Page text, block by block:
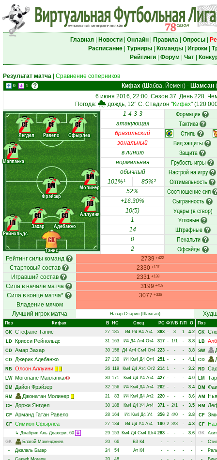
Главная| Новости| Онлайн| Правила| Опросы|
Расписание| Турниры| Команды| Игроки|
Рейтинги| Форум Чат|
Результат матча Сравнение соперников
0 1 Кифах(Шабва, Йемен)- Шамсан
6 июня 2016, 22:00. Сезон 37. День 228.
Погода:
дождь, 12° C. Стадион "Кифах" (120
Танис
Рейнольдс
Захар Адебанжо
Аллуини
Мапланка
Фрэйзер
Молинер
Янгдел Равело Сфырлеа
GK
LD
CD CD
RB
LW
DM
RM
CF CF CF
1-4-3-3 Формация
атакующая Тактика
бразильский Стиль
зональный Вид защиты
в линию Защита
нормальная Грубость игры
обычный Настрой на игру
101%1 85%2 Оптимальность
52% Соотношение сил
+16.30% Сыгранность
10(5) Удары (в створ)
1 Угловые
14 Штрафные
0 Пенальти
2 Офсайды
Рейтинг силы команд 2739 +422
Стартовый состав 2330 +137
Игравший состав 2331 +138
Сила в начале матча 3199 +458
Сила в конце матча* 3077 +336
Владение мячом
Лучший игрок матча
Назар Счарин (Шамсан)
Поз Кифах В НC Спец РC ФУ/В Г/П
О
GK Стефанс Танис 27 185 И4 Р4 В4 Ат4 363 - 3 1
4.2
LD
Крисси Рейнольдс 31 163 И4 Д4 Ат4 От4 317 - 1/1 -
3.8
CD
Амар Захар 30 156 Д4 Ат4 См4 От4 223 - - -
3.8
CD
Джерик Адебанжо 27 130 И4 Км4 Д4 От4 251 - - -
4.1
RB
Олсон Аллуини 26 119 Км4 Д4 Ат4 От2 214 1 - -
3.2
LW Могопане Мапланка 30 171 Км4 Д4 У4 Ат4 427 - - -
4.0
DM
Дайон Фрэйзер 32 156 И4 Км4 Д4 Ат4 262 - - -
3.4
RM
Джонатан Молинер 21 83 И4 Км4 Д4 Ат2 220 - - -
3.6
CF
Доржи Янгдел 30 188 Км4 Д4 У4 Ат4 371 - 2/1 -
3.5
CF
Арманд Гатан Равело 28 164 И4 Км4 Д4 У4 356 2 4/0 -
3.8
CF
Симион Сфырлеа 27 134 И4 Д4 У4 Ат4 190 2 3/3 -
4.3
↳ Джабрил Аль Дхахери, 60 29 153 Км4 Д4 См4 Шт4 283 - - -
3.6
GK
Благой Макенджиев 20 66 В3 К4 - - - -
-
-
Джалаль Базар 24 54 Ат К4 - - - -
-
-
Салиф Могари 20 48 - - - -
-
Поз
GK
LB
SW
CD
RD
LM
DM
AM
RM
CF
CF
GK
-
-
-